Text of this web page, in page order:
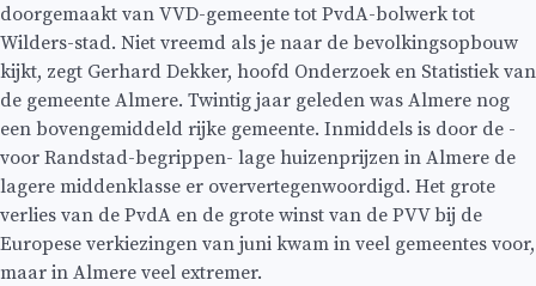
doorgemaakt van VVD-gemeente tot PvdA-bolwerk tot
Wilders-stad. Niet vreemd als je naar de bevolkingsopbouw
kijkt, zegt Gerhard Dekker, hoofd Onderzoek en Statistiek van
de gemeente Almere. Twintig jaar geleden was Almere nog
een bovengemiddeld rijke gemeente. Inmiddels is door de -
voor Randstad-begrippen- lage huizenprijzen in Almere de
lagere middenklasse er oververtegenwoordigd. Het grote
verlies van de PvdA en de grote winst van de PVV bij de
Europese verkiezingen van juni kwam in veel gemeentes voor,
maar in Almere veel extremer.